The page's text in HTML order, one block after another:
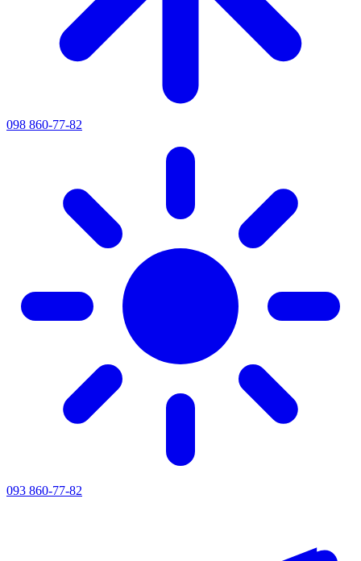
098 860-77-82
093 860-77-82